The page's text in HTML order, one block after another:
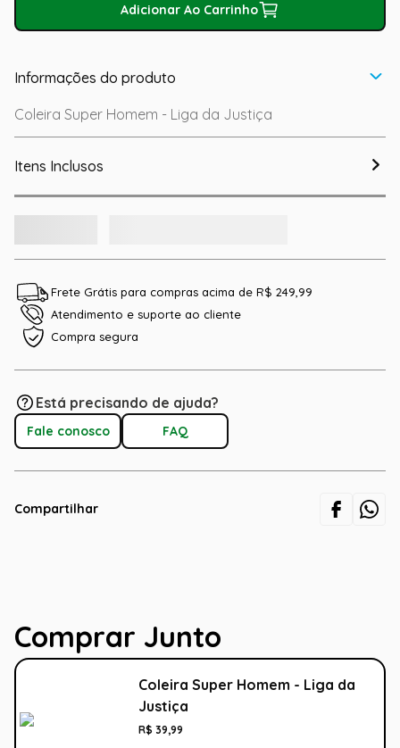
Adicionar Ao Carrinho
Informações do produto
Coleira Super Homem - Liga da Justiça
Itens Inclusos
Frete Grátis para compras acima de R$ 249,99
Atendimento e suporte ao cliente
Compra segura
Está precisando de ajuda?
Fale conosco FAQ
Compartilhar
Comprar Junto
Coleira Super Homem - Liga da
Justiça
R$ 39,99